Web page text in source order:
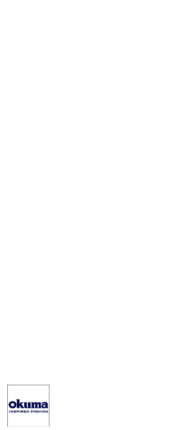
NAZWA
PRODUCENTA:
OKUMA